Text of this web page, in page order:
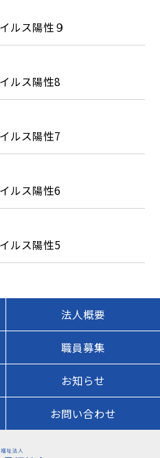
ルス陽性９
ルス陽性8
ルス陽性7
ルス陽性6
ルス陽性5
法人概要
職員募集
お知らせ
お問い合わせ